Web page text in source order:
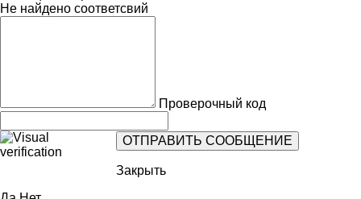
Не найдено соответсвий
Проверочный код
Закрыть